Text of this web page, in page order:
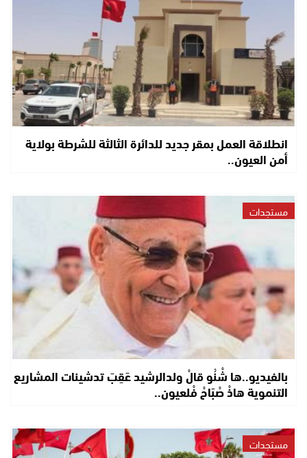
انطلاقة العمل بمقر جديد للدائرة الثالثة للشرطة بولاية
أمن العيون..
مستجدات
بالفيديو..ها شْنُو قالْ ولدالرشيد عَقِبَ تدشينات المشاريع
التنموية هاذْ صْبَاحْ فْلعيون..
مستجدات